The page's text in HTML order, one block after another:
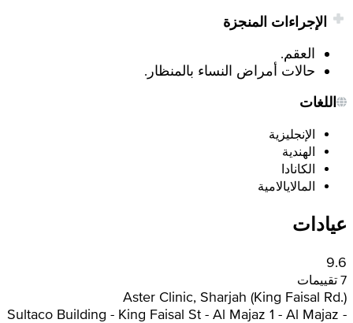
الإجراءات المنجزة
العقم.
حالات أمراض النساء بالمنظار.
اللغات
الإنجليزية
الهندية
الكانادا
المالايالامية
عيادات
9.6
7 تقييمات
Aster Clinic, Sharjah (King Faisal Rd.)
Sultaco Building - King Faisal St - Al Majaz 1 - Al Majaz -